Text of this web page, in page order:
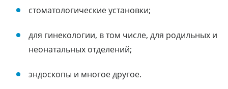
стоматологические установки;
для гинекологии, в том числе, для родильных и
неонатальных отделений;
эндоскопы и многое другое.